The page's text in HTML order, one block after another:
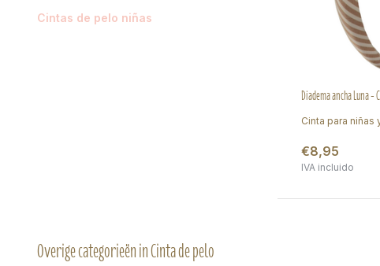
Cintas de pelo niñas
Diadema ancha Luna
Cinta para niñas
€8,95
IVA incluido
Overige categorieën in Cinta de pelo